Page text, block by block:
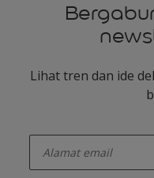
Lihat tren dan ide